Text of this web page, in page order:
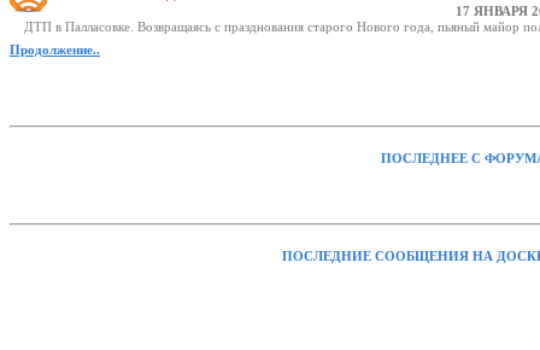
17 ЯНВАРЯ
ДТП в Палласовке. Возвращаясь с празднования старого Нового года, пьяный майор
Продолжение..
ПОСЛЕДНЕЕ С
ПОСЛЕДНИЕ СООБЩЕНИЯ НА